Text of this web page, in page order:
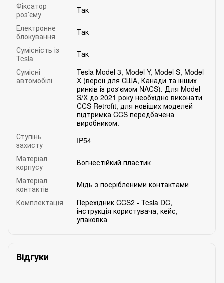
Фіксатор
роз’єму
Так
Електронне
блокування
Так
Сумісність із
Tesla
Так
Сумісні
автомобілі
Tesla Model 3, Model Y, Model S, Model
X (версії для США, Канади та інших
ринків із роз'ємом NACS). Для Model
S/X до 2021 року необхідно виконати
CCS Retrofit, для новіших моделей
підтримка CCS передбачена
виробником.
Ступінь
захисту
IP54
Матеріал
корпусу
Вогнестійкий пластик
Матеріал
контактів
Мідь з посрібленими контактами
Комплектація
Перехідник CCS2 - Tesla DC,
інструкція користувача, кейс,
упаковка
Відгуки